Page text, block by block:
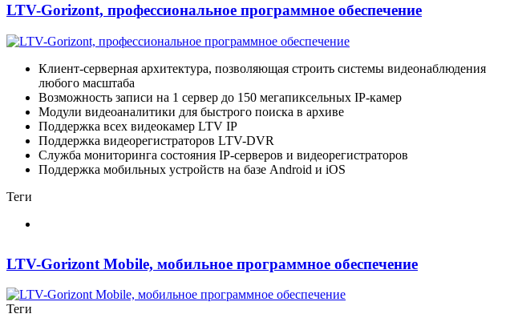
LTV-Gorizont, профессиональное программное обеспечение
Клиент-серверная архитектура, позволяющая строить системы видеонаблюдения
любого масштаба
Возможность записи на 1 сервер до 150 мегапиксельных IP-камер
Модули видеоаналитики для быстрого поиска в архиве
Поддержка всех видеокамер LTV IP
Поддержка видеорегистраторов LTV-DVR
Служба мониторинга состояния IP-серверов и видеорегистраторов
Поддержка мобильных устройств на базе Android и iOS
Теги
LTV-Gorizont Mobile, мобильное программное обеспечение
Теги